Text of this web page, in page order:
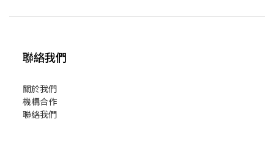
聯絡我們
關於我們
機構合作
聯絡我們